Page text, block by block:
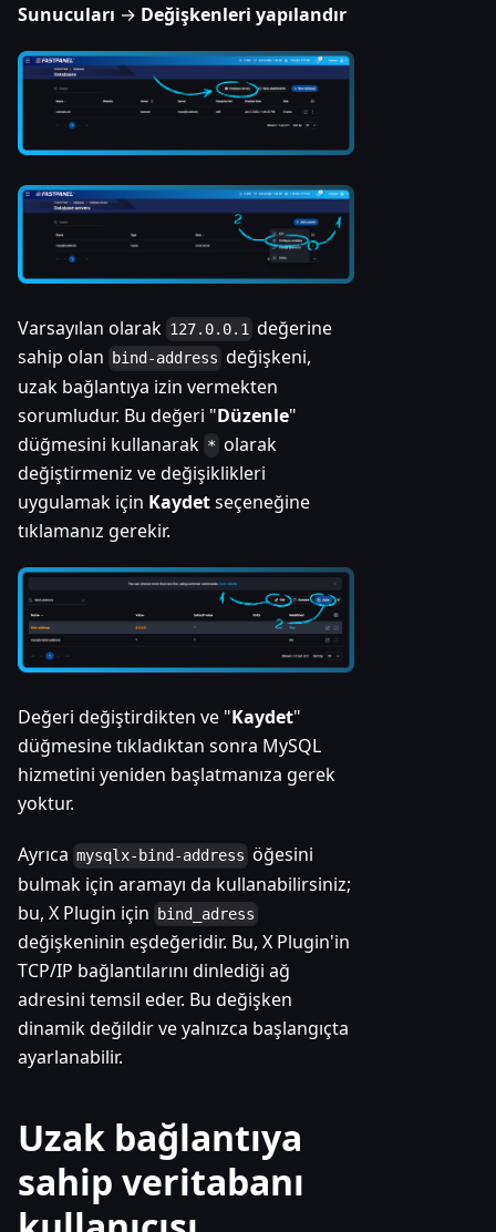
Sunucuları → Değişkenleri yapılandır
Varsayılan olarak 127.0.0.1 değerine
sahip olan
bind-address değişkeni,
uzak bağlantıya izin vermekten
sorumludur. Bu değeri "Düzenle"
düğmesini kullanarak * olarak
değiştirmeniz ve değişiklikleri
uygulamak için Kaydetseçeneğine
tıklamanız gerekir.
Değeri değiştirdikten ve "Kaydet"
düğmesine tıkladıktan sonra MySQL
hizmetini yeniden başlatmanıza gerek
yoktur.
Ayrıca mysqlx-bind-address öğesini
bulmak için aramayı da kullanabilirsiniz;
bu, X Plugin için
bind_adress
değişkeninin eşdeğeridir. Bu, X Plugin'in
TCP/IP bağlantılarını dinlediği ağ
adresini temsil eder. Bu değişken
dinamik değildir ve yalnızca başlangıçta
ayarlanabilir.
Uzak bağlantıya
sahip veritabanı